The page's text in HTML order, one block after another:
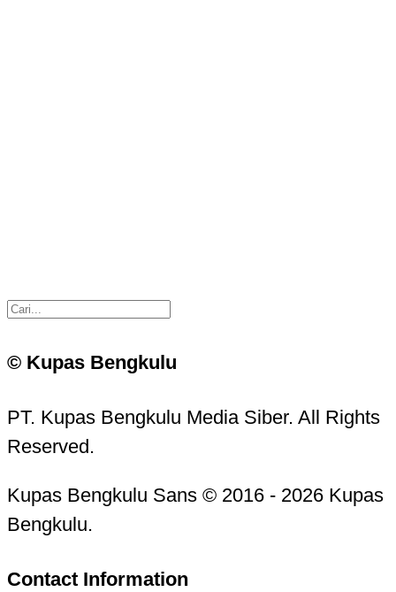
© Kupas Bengkulu
PT. Kupas Bengkulu Media Siber. All Rights
Reserved.
Kupas Bengkulu Sans © 2016 - 2026 Kupas
Bengkulu.
Contact Information